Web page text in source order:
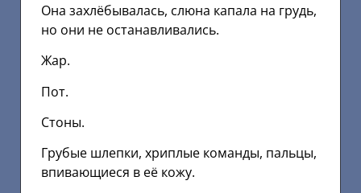
Она захлёбывалась, слюна капала на грудь,
но они не останавливались.
Жар.
Пот.
Стоны.
Грубые шлепки, хриплые команды, пальцы,
впивающиеся в её кожу.